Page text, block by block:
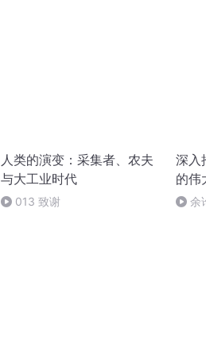
人类的演变：采集者、农夫
与大工业时代
013 致谢
深入
的伟
余